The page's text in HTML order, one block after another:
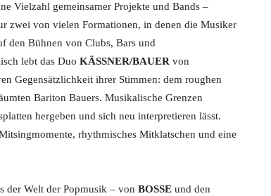
Vielzahl gemeinsamer Projekte und Bands –
zwei von vielen Formationen, in denen die Musiker
den Bühnen von Clubs, Bars und
lebt das Duo KÄSSNER/BAUER von
Gegensätzlichkeit ihrer Stimmen: dem roughen
Bariton Bauers. Musikalische Grenzen
hergeben und sich neu interpretieren lässt.
rhythmisches Mitklatschen und eine
der Welt der Popmusik – von BOSSE und den